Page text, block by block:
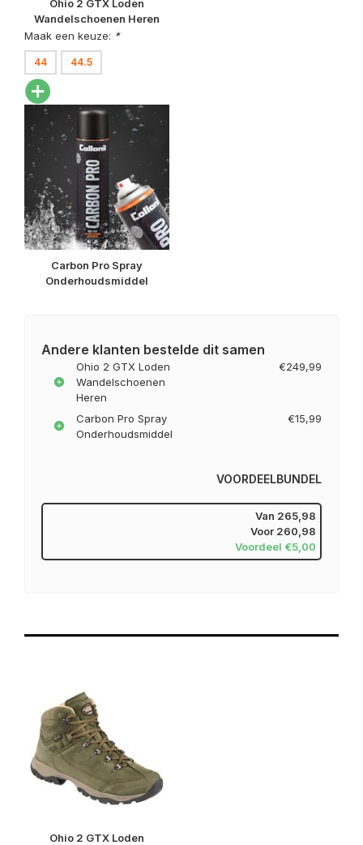
Ohio 2 GTX Loden
Wandelschoenen Heren
Maak een keuze: *
44 44.5
Carbon Pro Spray
Onderhoudsmiddel
Andere klanten bestelde dit samen
Ohio 2 GTX Loden
Wandelschoenen
Heren
€249,99
Carbon Pro Spray
Onderhoudsmiddel
€15,99
VOORDEELBUNDEL
Van 265,98
Voor 260,98
Voordeel €5,00
Ohio 2 GTX Loden